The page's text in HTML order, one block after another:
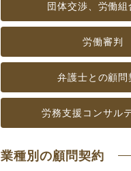
団体交渉、労働組
労働審判
弁護士との顧問
労務支援 コンサル
業種別の顧問契約